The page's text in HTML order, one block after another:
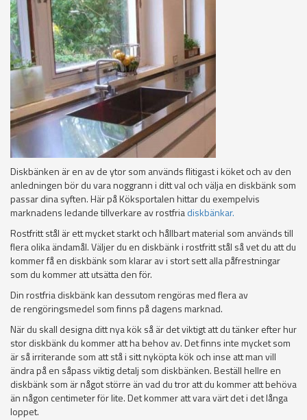
Diskbänken är en av de ytor som används flitigast i köket och av den
anledningen bör du vara noggrann i ditt val och välja en diskbänk som
passar dina syften. Här på Köksportalen hittar du exempelvis
marknadens ledande tillverkare av rostfriadiskbänkar.
Rostfritt stål är ett mycket starkt och hållbart material som används till
flera olika ändamål. Väljer du en diskbänk i rostfritt stål så vet du att du
kommer få en diskbänk som klarar av i stort sett alla påfrestningar
som du kommer att utsätta den för.
Din rostfria diskbänk kan dessutom rengöras med flera av
de rengöringsmedel som finns på dagens marknad.
När du skall designa ditt nya kök så är det viktigt att du tänker efter hur
stor diskbänk du kommer att ha behov av. Det finns inte mycket som
är så irriterande som att stå i sitt nyköpta kök och inse att man vill
ändra på en såpass viktig detalj som diskbänken. Beställ hellre en
diskbänk som är något större än vad du tror att du kommer att behöva
än någon centimeter för lite. Det kommer att vara värt det i det långa
loppet.